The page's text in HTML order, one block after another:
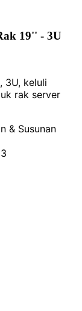
19'' - 3U
3U, keluli
rak server
& Susunan